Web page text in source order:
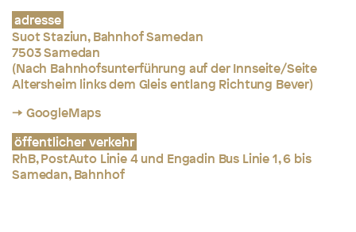
adresse
Suot Staziun, Bahnhof Samedan
7503 Samedan
(Nach Bahnhofsunterführung auf der Innseite/Seite
Altersheim links dem Gleis entlang Richtung Bever)
→ GoogleMaps
öffentlicher verkehr
RhB, PostAuto Linie 4 und Engadin Bus Linie 1, 6 bis
Samedan, Bahnhof